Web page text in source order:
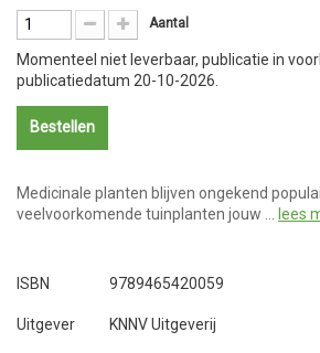
Aantal
Momenteel niet leverbaar, publicatie in
publicatiedatum 20-10-2026.
Bestellen
Medicinale planten blijven ongekend
veelvoorkomende tuinplanten jouw …
lees
ISBN 9789465420059
Uitgever KNNV Uitgeverij